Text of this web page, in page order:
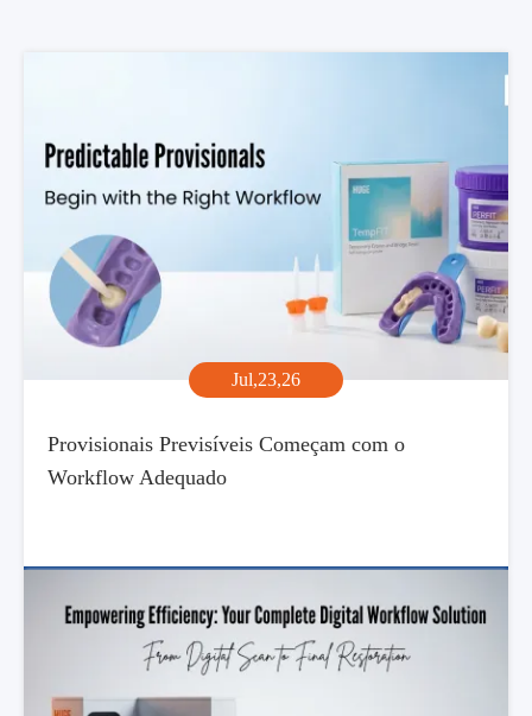
Jul,23,26
Provisionais Previsíveis Começam com o
Workflow Adequado